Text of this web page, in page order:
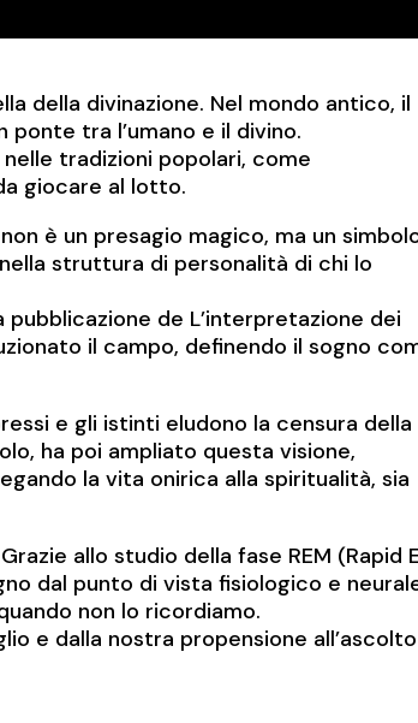
della divinazione. Nel mondo antico, il
tra l’umano e il divino.
tradizioni popolari, come
giocare al lotto.
è un presagio magico, ma un
struttura di personalità di chi lo
de L’interpretazione dei
il campo, definendo il sogno
e gli istinti eludono la censura della
ha poi ampliato questa visione,
la vita onirica alla spiritualità, sia
allo studio della fase REM (Rapid
dal punto di vista fisiologico e
non lo ricordiamo.
e dalla nostra propensione all’ascolto